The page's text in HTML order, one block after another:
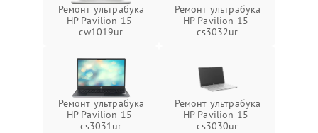
Ремонт ультрабука
HP Pavilion 15-
cw1019ur
Ремонт ультрабука
HP Pavilion 15-
cs3032ur
Ремонт ультрабука
HP Pavilion 15-
cs3031ur
Ремонт ультрабука
HP Pavilion 15-
cs3030ur